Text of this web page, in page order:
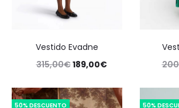
Vestido Evadne
315,00€189,00€
50% DESCUENTO 50%